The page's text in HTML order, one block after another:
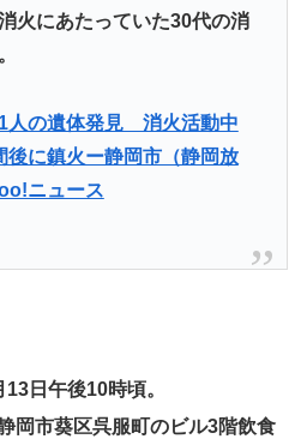
火にあたっていた30代の消
人の遺体発見 消火活動中
に鎮火ー静岡市（静岡放
ニュース
日午後10時頃。
岡市葵区呉服町のビル3階飲食